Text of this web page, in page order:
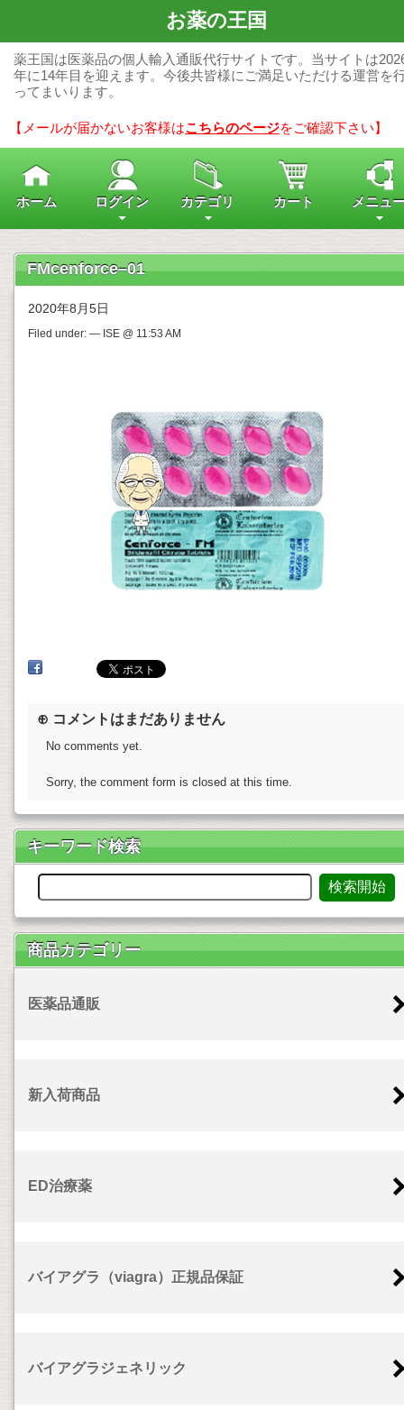
お薬の王国
薬王国は医薬品の個人輸入通販代行サイトです。当サイトは
年に14年目を迎えます。今後共皆様にご満足いただける運営を
ってまいります。
【メールが届かないお客様はこちらのページをご確認下さい】
ホーム ログイン カテゴリ カート メニュ
FMcenforce–01
2020年8月5日
Filed under: — ISE @ 11:53 AM
⊕ コメントはまだありません
No comments yet.
Sorry, the comment form is closed at this time.
キーワード検索
商品カテゴリー
医薬品通販
新入荷商品
ED治療薬
バイアグラ（viagra）正規品保証
バイアグラジェネリック